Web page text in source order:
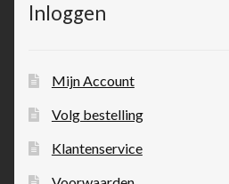
Inloggen
Mijn Account
Volg bestelling
Klantenservice